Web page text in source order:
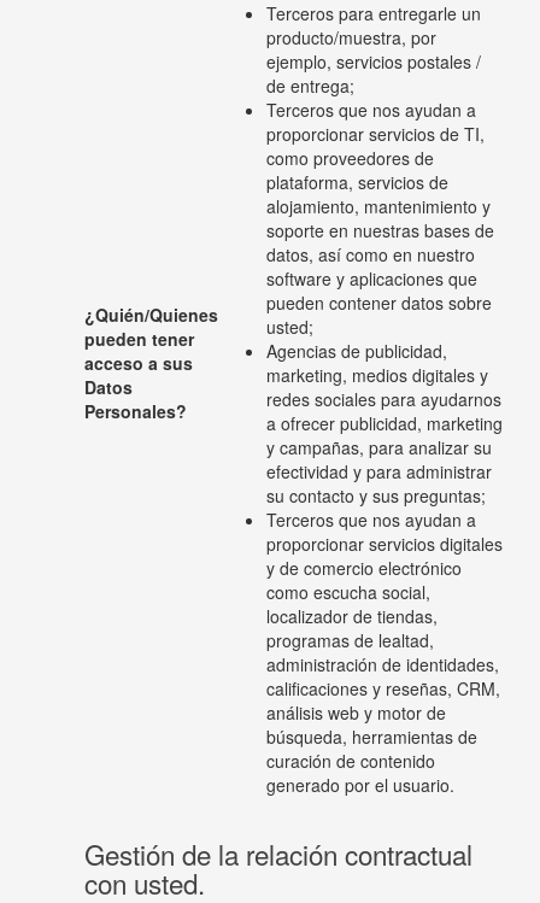
¿Quién/Quienes
pueden tener
acceso a sus
Datos
Personales?
Terceros para entregarle un
producto/muestra, por
ejemplo, servicios postales /
de entrega;
Terceros que nos ayudan a
proporcionar servicios de TI,
como proveedores de
plataforma, servicios de
alojamiento, mantenimiento y
soporte en nuestras bases de
datos, así como en nuestro
software y aplicaciones que
pueden contener datos sobre
usted;
Agencias de publicidad,
marketing, medios digitales y
redes sociales para ayudarnos
a ofrecer publicidad, marketing
y campañas, para analizar su
efectividad y para administrar
su contacto y sus preguntas;
Terceros que nos ayudan a
proporcionar servicios digitales
y de comercio electrónico
como escucha social,
localizador de tiendas,
programas de lealtad,
administración de identidades,
calificaciones y reseñas, CRM,
análisis web y motor de
búsqueda, herramientas de
curación de contenido
generado por el usuario.
Gestión de la relación contractual
con usted.